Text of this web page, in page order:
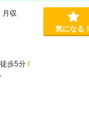
収
歩5分/
気になる！